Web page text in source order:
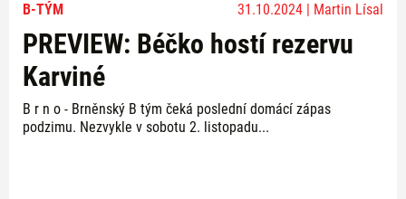
B-TÝM 31.10.2024 | Martin Lísal
PREVIEW: Béčko hostí rezervu
Karviné
B r n o - Brněnský B tým čeká poslední domácí zápas
podzimu. Nezvykle v sobotu 2. listopadu...